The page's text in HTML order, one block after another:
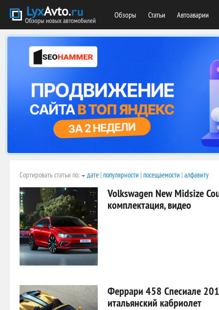
Обзоры Статьи Автоаварии
Сортировать статьи по: дате | популярности | посещаемости | алфавиту
Volkswagen New Midsize
комплектация, видео
Феррари 458 Спесиале
итальянский кабриолет